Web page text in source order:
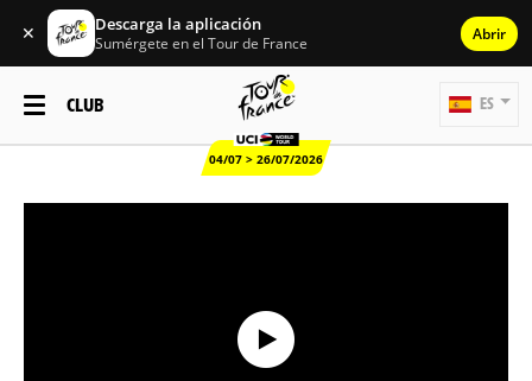
✕ Descarga la aplicación
Sumérgete en el Tour de France Abrir
CLUB
04/07 > 26/07/2026
ES